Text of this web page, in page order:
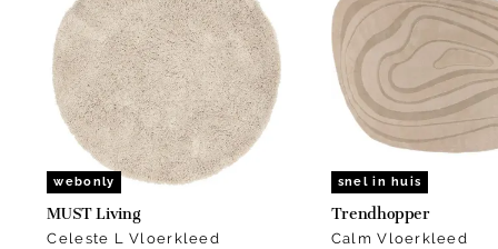
webonly
MUST Living
Celeste L Vloerkleed
snel in huis
Trendhopper
Calm Vloerkleed